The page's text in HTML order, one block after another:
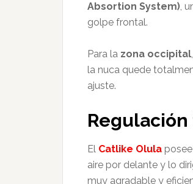
Absortion System),
golpe frontal.
Para la zona occipital
la nuca quede
ajuste.
El Catlike Olula
aire por delante y lo
muy agradable y